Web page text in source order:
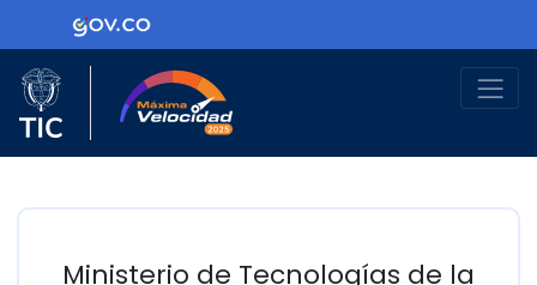
Ir al contenido principalLogo Gobierno de Colombia
Logo del Ministerio TIC
Ministerio de Tecnologías de la